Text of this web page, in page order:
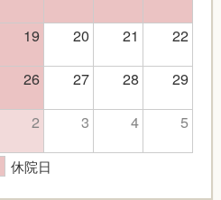
19 20 21
22
26 27 28
29
2 3 4 5
休院日